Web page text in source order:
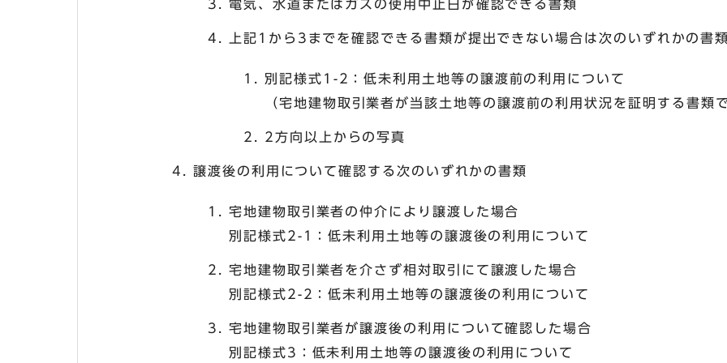
電気、水道またはガスの使用中止日が確認できる書類
上記1から3までを確認できる書類が提出できない場合は次のいずれかの書類
別記様式1-2：低未利用土地等の譲渡前の利用について
（宅地建物取引業者が当該土地等の譲渡前の利用状況を証明する書類
2方向以上からの写真
譲渡後の利用について確認する次のいずれかの書類
宅地建物取引業者の仲介により譲渡した場合
別記様式2-1：低未利用土地等の譲渡後の利用について
宅地建物取引業者を介さず相対取引にて譲渡した場合
別記様式2-2：低未利用土地等の譲渡後の利用について
宅地建物取引業者が譲渡後の利用について確認した場合
別記様式3：低未利用土地等の譲渡後の利用について